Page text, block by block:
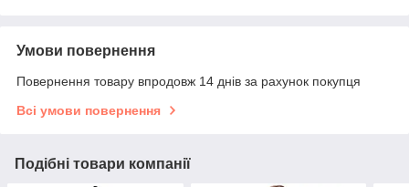
Умови повернення
Повернення товару впродовж 14 днів за рахунок покупця
Всі умови повернення
Подібні товари компанії